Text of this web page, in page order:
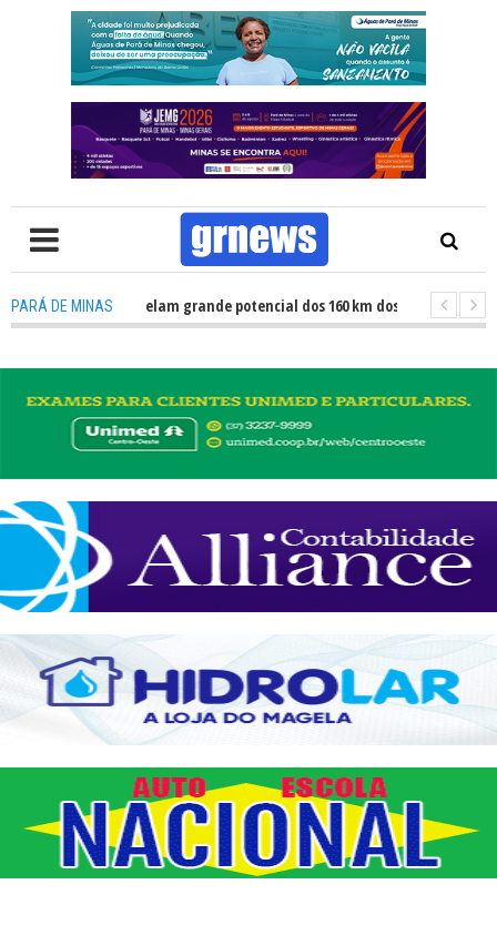
PARÁ DE MINAS
TV: Atletas revelam grande potencial dos 160 km dos Caminhos do